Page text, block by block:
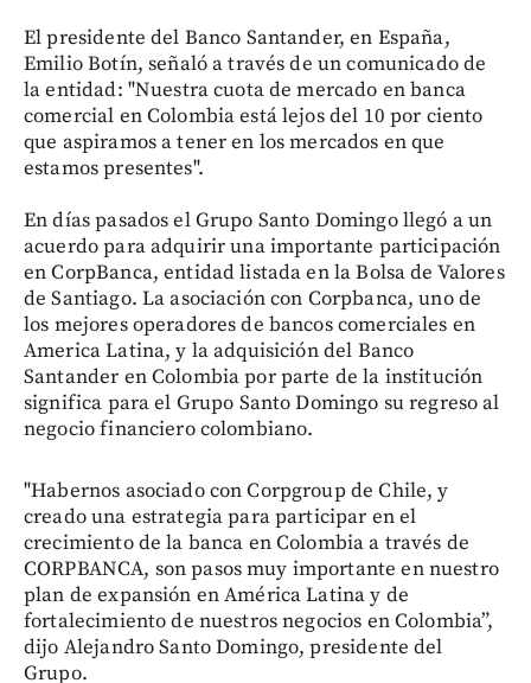
El presidente del Banco Santander, en España,
Emilio Botín, señaló a través de un comunicado de
la entidad: "Nuestra cuota de mercado en banca
comercial en Colombia está lejos del 10 por ciento
que aspiramos a tener en los mercados en que
estamos presentes".
En días pasados el Grupo Santo Domingo llegó a un
acuerdo para adquirir una importante participación
en CorpBanca, entidad listada en la Bolsa de Valores
de Santiago. La asociación con Corpbanca, uno de
los mejores operadores de bancos comerciales en
America Latina, y la adquisición del Banco
Santander en Colombia por parte de la institución
significa para el Grupo Santo Domingo su regreso al
negocio financiero colombiano.
"Habernos asociado con Corpgroup de Chile, y
creado una estrategia para participar en el
crecimiento de la banca en Colombia a través de
CORPBANCA, son pasos muy importante en nuestro
plan de expansión en América Latina y de
fortalecimiento de nuestros negocios en Colombia”,
dijo Alejandro Santo Domingo, presidente del
Grupo.